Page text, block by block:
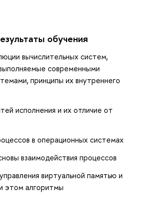
обучения
вычислительных систем,
современными
принципы их внутреннего
исполнения и их отличие от
в операционных системах
взаимодействия процессов
виртуальной памятью и
этом алгоритмы